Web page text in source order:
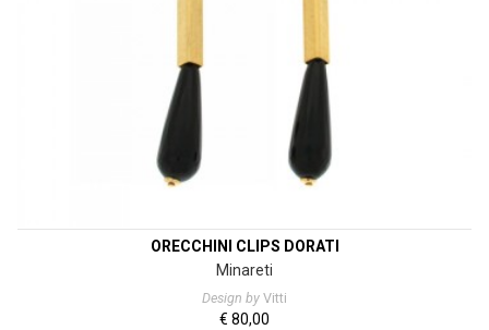
ORECCHINI CLIPS DORATI
Minareti
Design by Vitti
€ 80,00